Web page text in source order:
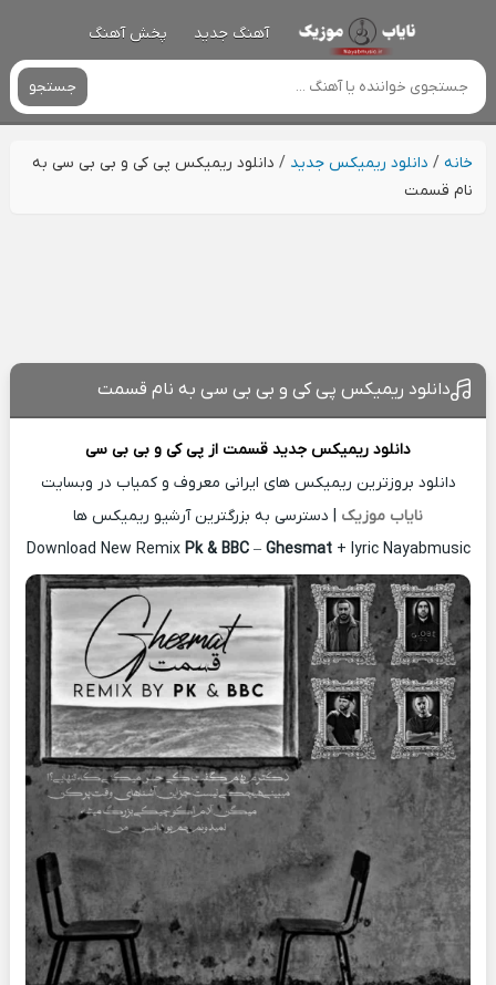
آهنگ جدید پخش آهنگ
جستجو
خانه/ دانلود ریمیکس جدید / دانلود ریمیکس پی کی و بی بی سی به
نام قسمت
دانلود ریمیکس پی کی و بی بی سی به نام قسمت
دانلود ریمیکس جدید قسمت از پی کی و بی بی سی
دانلود بروزترین ریمیکس های ایرانی معروف و کمیاب در وبسایت
نایاب موزیک | دسترسی به بزرگترین آرشیو ریمیکس ها
Download New Remix Pk & BBC– Ghesmat+ lyric Nayabmusic